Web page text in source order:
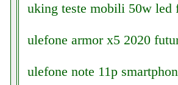
uking teste mobili 50w led
ulefone armor x5 2020
ulefone note 11p